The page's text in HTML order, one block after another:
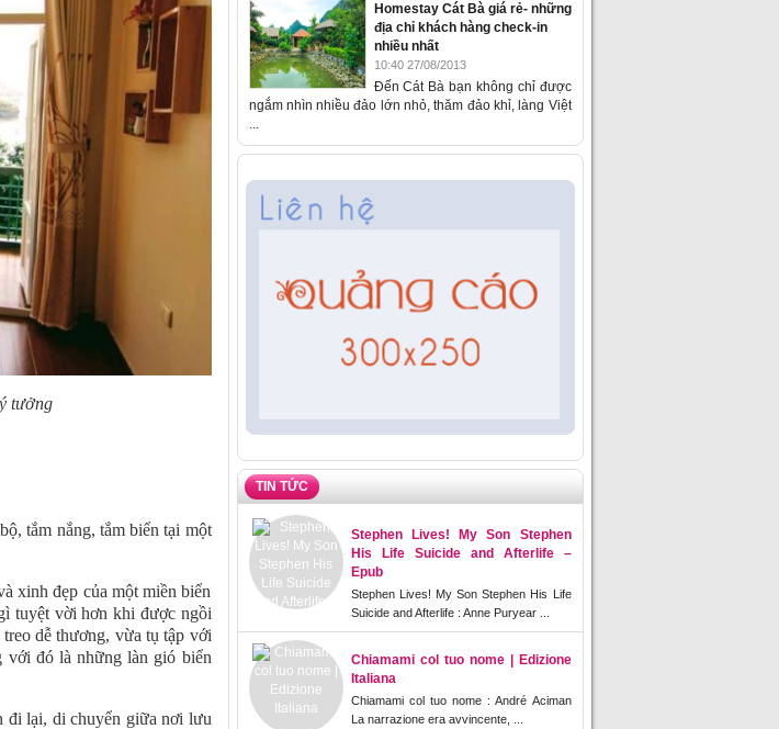
tưởng
tắm nắng, tắm biển tại một
xinh đẹp của một miền biển
tuyệt vời hơn khi được ngồi
dễ thương, vừa tụ tập với
với đó là những làn gió biển
đi lại, di chuyển giữa nơi lưu
Homestay Cát Bà giá rẻ- những
địa chỉ khách hàng check-in
nhiều nhất
10:40 27/08/2013
Đến Cát Bà bạn không chỉ được
ngắm nhìn nhiều đảo lớn nhỏ, thăm đảo khỉ, làng Việt
...
TIN TỨC
Stephen Lives! My Son Stephen
His Life Suicide and Afterlife –
Epub
Stephen Lives! My Son Stephen His Life
Suicide and Afterlife : Anne Puryear ...
Chiamami col tuo nome | Edizione
Italiana
Chiamami col tuo nome : André Aciman
La narrazione era avvincente, ...